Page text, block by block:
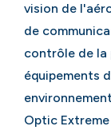
vision de
de
contrôle de la
équipements
Optic